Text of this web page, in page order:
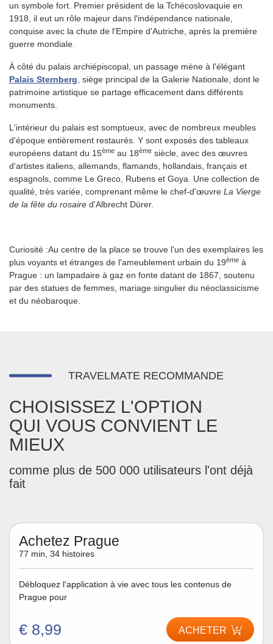
un symbole fort. Premier président de la Tchécoslovaquie en
1918, il eut un rôle majeur dans l'indépendance nationale,
conquise avec la chute de l'Empire d'Autriche, après la première
guerre mondiale.
À côté du palais archiépiscopal, un passage mène à l'élégant
Palais Sternberg , siège principal de la Galerie Nationale, dont le
patrimoine artistique se partage efficacement dans différents
monuments.
L'intérieur du palais est somptueux, avec de nombreux meubles
d'époque entièrement restaurés. Y sont exposés des tableaux
européens datant du 15ème au 18ème siècle, avec des œuvres
d'artistes italiens, allemands, flamands, hollandais, français et
espagnols, comme Le Greco, Rubens et Goya. Une collection de
qualité, très variée, comprenant même le chef-d'œuvre La Vierge
de la fête du rosaire d'Albrecht Dürer.
Curiosité :Au centre de la place se trouve l'un des exemplaires les
plus voyants et étranges de l'ameublement urbain du 19ème à
Prague : un lampadaire à gaz en fonte datant de 1867, soutenu
par des statues de femmes, mariage singulier du néoclassicisme
et du néobaroque.
TRAVELMATE RECOMMANDE
CHOISISSEZ L'OPTION
QUI VOUS CONVIENT LE
MIEUX
comme plus de 500 000 utilisateurs l'ont déjà
fait
Achetez Prague
77 min, 34 histoires
Débloquez l'application à vie avec tous les contenus de
Prague pour
€ 8,99 ACHETER